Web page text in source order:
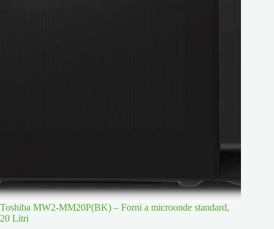
Toshiba MW2-MM20P(BK) – Forni a microonde standard,
20 Litri